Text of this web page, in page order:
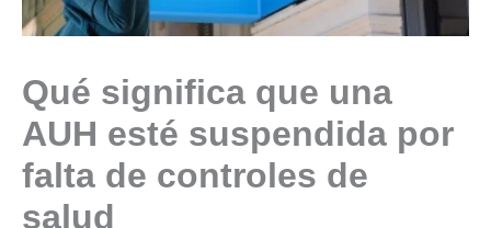
Qué significa que una
AUH esté suspendida por
falta de controles de
salud